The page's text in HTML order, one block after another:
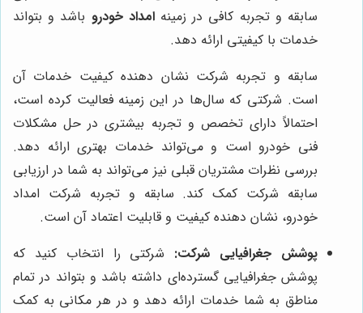
سابقه و تجربه کافی در زمینهامداد خودرو باشد و بتواند
خدمات با کیفیتی ارائه دهد.
سابقه و تجربه شرکت نشان دهنده کیفیت خدمات آن
است. شرکتی که سال‌ها در این زمینه فعالیت کرده است،
احتمالاً دارای تخصص و تجربه بیشتری در حل مشکلات
فنی خودرو است و می‌تواند خدمات بهتری ارائه دهد.
بررسی نظرات مشتریان قبلی نیز می‌تواند به شما در ارزیابی
سابقه شرکت کمک کند. سابقه و تجربه شرکت امداد
خودرو، نشان دهنده کیفیت و قابلیت اعتماد آن است.
پوشش جغرافیایی شرکت: شرکتی را انتخاب کنید که
پوشش جغرافیایی گسترده‌ای داشته باشد و بتواند در تمام
مناطق به شما خدمات ارائه دهد و در هر مکانی به کمک